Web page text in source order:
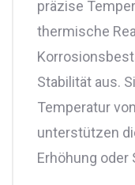
präzise
thermische
Stabilität aus.
Temperatur
unterstützen
Erhöhung oder